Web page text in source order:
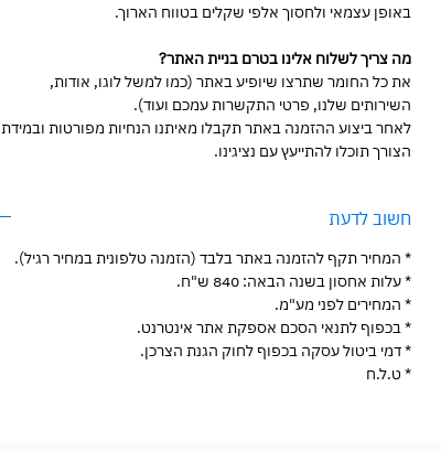
באופן עצמאי ולחסוך אלפי שקלים בטווח הארוך.
מה צריך לשלוח אלינו בטרם בניית האתר?
את כל החומר שתרצו שיופיע באתר (כמו למשל לוגו, אודות,
השירותים שלנו, פרטי התקשרות עמכם ועוד).
לאחר ביצוע ההזמנה באתר תקבלו מאיתנו הנחיות מפורטות ובמידת
הצורך תוכלו להתייעץ עם נציגינו.
חשוב לדעת
* המחיר תקף להזמנה באתר בלבד (הזמנה טלפונית במחיר רגיל).
* עלות אחסון בשנה הבאה: 840 ש"ח.
* המחירים לפני מע"מ.
* בכפוף לתנאי הסכם אספקת אתר אינטרנט.
* דמי ביטול עסקה בכפוף לחוק הגנת הצרכן.
* ט.ל.ח